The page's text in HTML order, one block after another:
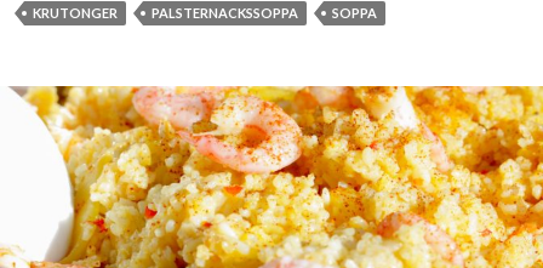
KRUTONGER
PALSTERNACKSSOPPA SOPPA